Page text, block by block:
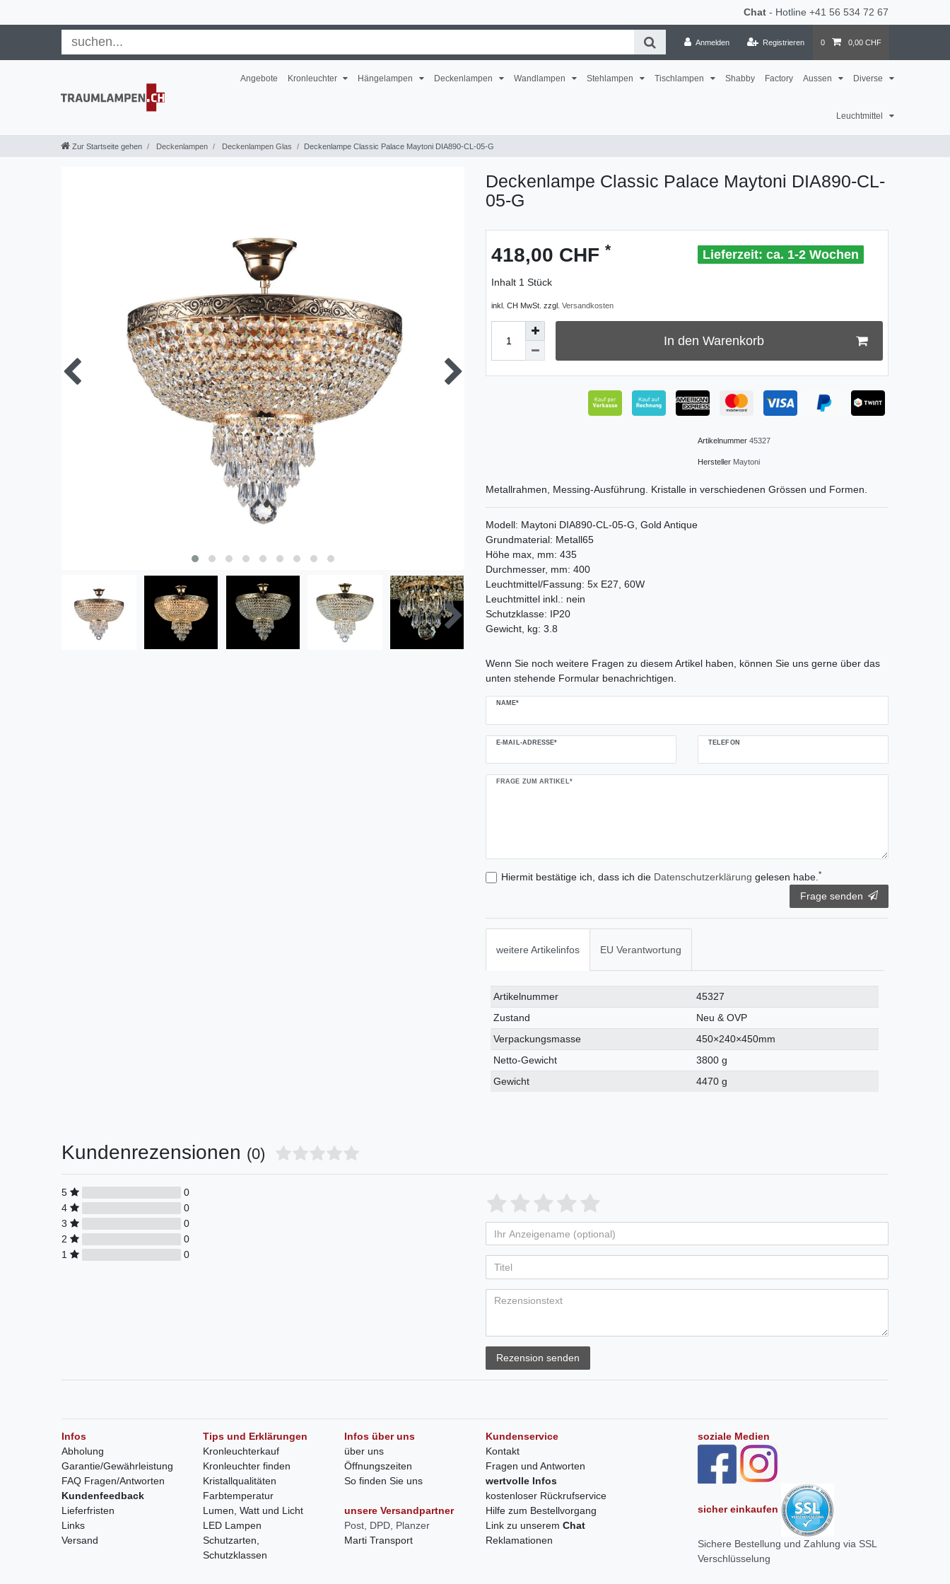
Chat - Hotline +41 56 534 72 67
Anmelden Registrieren 0 0,00 CHF
Angebote Kronleuchter Hängelampen Deckenlampen Wandlampen Stehlampen Tischlampen Shabby Factory Aussen Diverse
Leuchtmittel
Zur Startseite gehen Deckenlampen Deckenlampen Glas Deckenlampe Classic Palace Maytoni DIA890-CL-05-G
Deckenlampe Classic Palace Maytoni DIA890-CL-
05-G
418,00 CHF *
Inhalt 1 Stück
ca. 1-2 Wochen
inkl. CH MwSt. zzgl. Versandkosten
In den Warenkorb
Artikelnummer 45327
Hersteller Maytoni
Metallrahmen, Messing-Ausführung. Kristalle in verschiedenen Grössen und Formen.
Modell: Maytoni DIA890-CL-05-G, Gold Antique
Grundmaterial: Metall65
Höhe max, mm: 435
Durchmesser, mm: 400
Leuchtmittel/Fassung: 5x E27, 60W
Leuchtmittel inkl.: nein
Schutzklasse: IP20
Gewicht, kg: 3.8
Wenn Sie noch weitere Fragen zu diesem Artikel haben, können Sie uns gerne über das
unten stehende Formular benachrichtigen.
NAME*
E-MAIL-ADRESSE* TELEFON
FRAGE ZUM ARTIKEL*
Hiermit bestätige ich, dass ich die Daten­schutz­erklärung gelesen habe.*
Frage senden
weitere Artikelinfos EU Verantwortung
Technisches
Merkmal
Wert
Artikelnummer
45327
Zustand
Neu & OVP
Verpackungsmasse
450×240×450mm
Netto-Gewicht
3800 g
Gewicht
4470 g
Kundenrezensionen (0)
5
0
4
0
3
0
2
0
1
0
Rezension senden
Infos
Abholung
Garantie/Gewährleistung
FAQ Fragen/Antworten
Kundenfeedback
Lieferfristen
Links
Versand
Tips und Erklärungen
Kronleuchterkauf
Kronleuchter finden
Kristallqualitäten
Farbtemperatur
Lumen, Watt und Licht
LED Lampen
Schutzarten,
Schutzklassen
Infos über uns
über uns
Öffnungszeiten
So finden Sie uns
unsere Versandpartner
Post, DPD, Planzer
Marti Transport
Kundenservice
Kontakt
Fragen und Antworten
wertvolle Infos
kostenloser Rückrufservice
Hilfe zum Bestellvorgang
Link zu unserem Chat
Reklamationen
soziale Medien
sicher einkaufen
Sichere Bestellung und Zahlung via SSL
Verschlüsselung